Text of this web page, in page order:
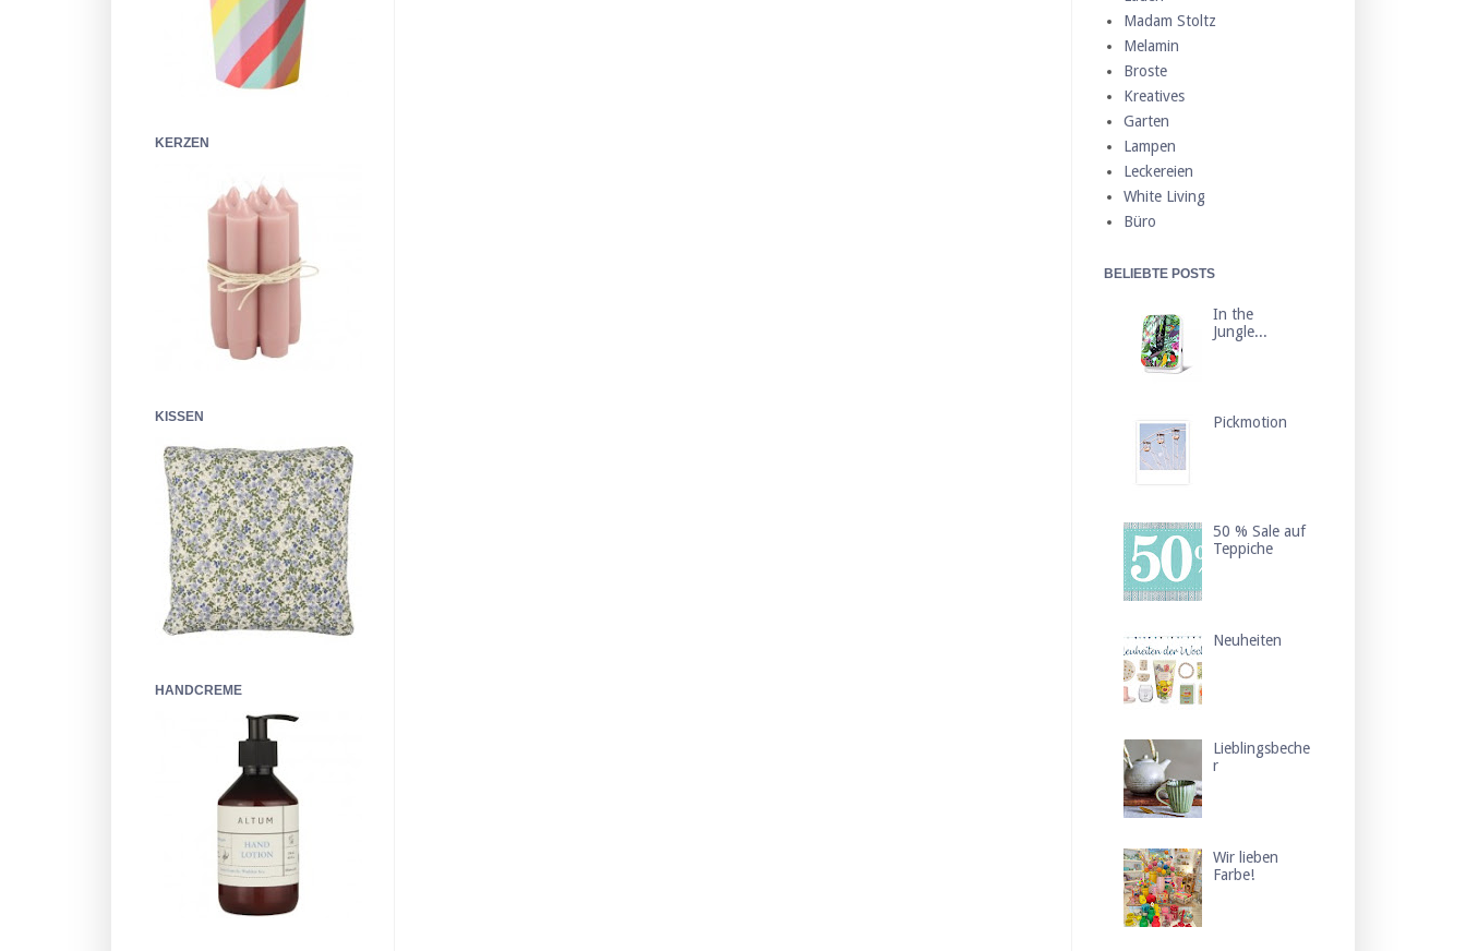
KERZEN
KISSEN
HANDCREME
Madam Stoltz
Melamin
Broste
Kreatives
Garten
Lampen
Leckereien
White Living
Büro
BELIEBTE POSTS
In the
Jungle...
Pickmotion
50 % Sale auf
Teppiche
Neuheiten
Lieblingsbeche
r
Wir lieben
Farbe!